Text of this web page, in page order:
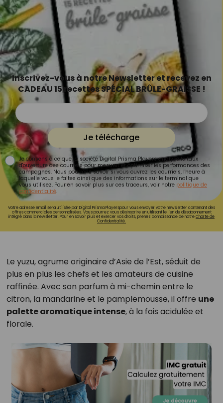
Inscrivez-vous à notre Newsletter et recevez en
CADEAU 15 recettes SPÉCIAL BRÛLE-GRAISSE !
Je télécharge
Je consens à ce que la société Digital Prisma Players analyse le taux
d'ouverture des courriels pour mesurer et optimiser les performances des
campagnes. Nous pourrons savoir si vous ouvrez les courriels, l'heure à
laquelle vous le faites ainsi que des informations sur le terminal que
vous utilisez. Pour en savoir plus sur ces traceurs, voir notre politique de
confidentialité.
Votre adresse email sera utilisée par Digital Prisma Playerspour vous envoyer votre newsletter contenant des
offres commerciales personnalisées. Vous pourrez vous désinscrire en utilisant le lien de désabonnement
intégré dans la newsletter. Pour en savoir plus et exercer vos droits, prenez connaissance de notreCharte de
Confidentialité.
Le yuzu, agrume originaire d’Asie de l’Est, séduit de
plus en plus les chefs et les amateurs de cuisine
raffinée. Avec son parfum à mi-chemin entre le
citron, la mandarine et le pamplemousse, il offre une
palette aromatique intense, à la fois acidulée et
florale.